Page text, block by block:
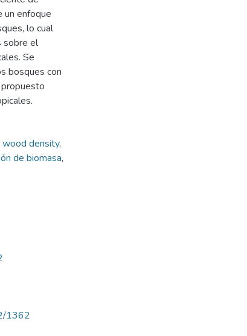
un enfoque
lo cual
sobre el
Se
bosques con
wood density,
de biomasa,
1362